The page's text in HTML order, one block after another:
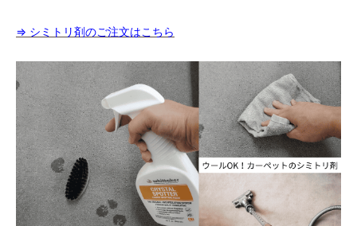
⇒ シミトリ剤のご注文はこちら